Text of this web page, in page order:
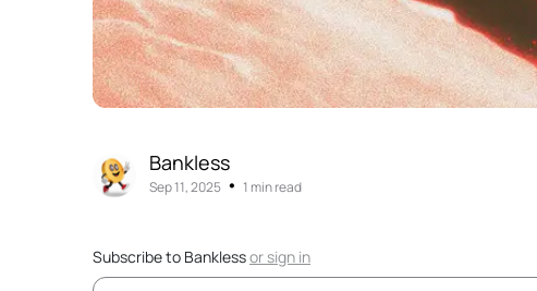
Bankless
Sep 11, 2025• 1 min read
Subscribe to Banklessorsign in